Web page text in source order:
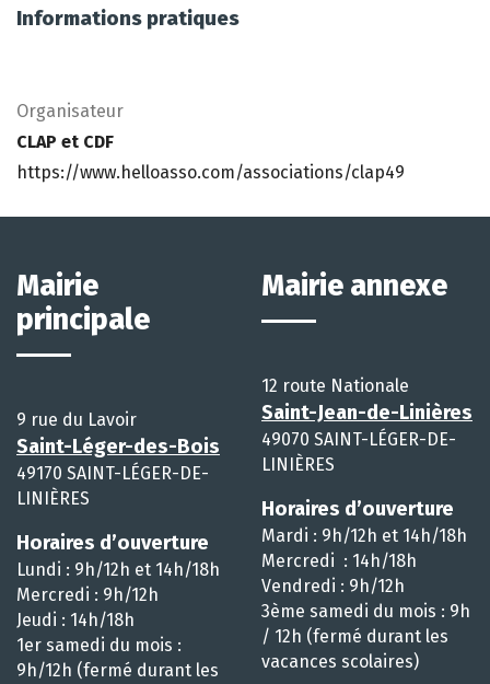
Informations pratiques
Organisateur
CLAP et CDF
https://www.helloasso.com/associations/clap49
Mairie
principale
9 rue du Lavoir
Saint-Léger-des-Bois
49170 SAINT-LÉGER-DE-
LINIÈRES
Horaires d’ouverture
Lundi : 9h/12h et 14h/18h
Mercredi : 9h/12h
Jeudi : 14h/18h
1er samedi du mois :
9h/12h (fermé durant les
Mairie annexe
12 route Nationale
Saint-Jean-de-Linières
49070 SAINT-LÉGER-DE-
LINIÈRES
Horaires d’ouverture
Mardi : 9h/12h et 14h/18h
Mercredi : 14h/18h
Vendredi : 9h/12h
3ème samedi du mois : 9h
/ 12h (fermé durant les
vacances scolaires)